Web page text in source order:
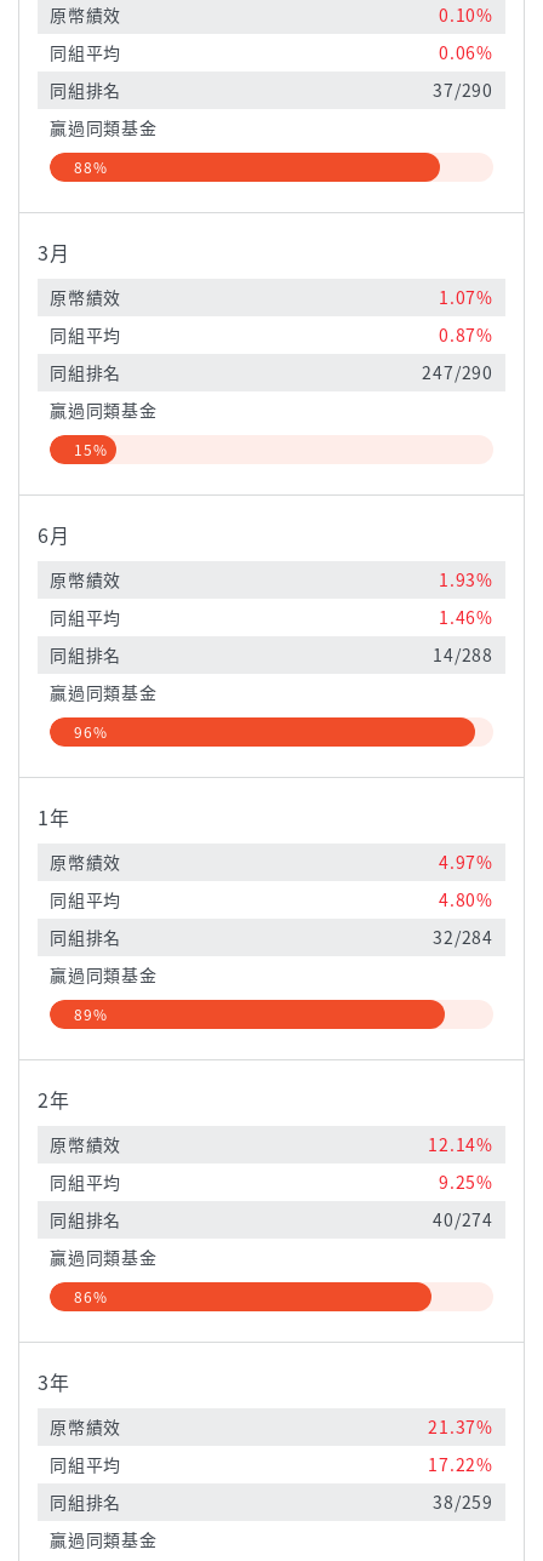
原幣績效
0.10%
同組平均
0.06%
同組排名
37/290
贏過同類基金
88%
3月
原幣績效
1.07%
同組平均
0.87%
同組排名
247/290
贏過同類基金
15%
6月
原幣績效
1.93%
同組平均
1.46%
同組排名
14/288
贏過同類基金
96%
1年
原幣績效
4.97%
同組平均
4.80%
同組排名
32/284
贏過同類基金
89%
2年
原幣績效
12.14%
同組平均
9.25%
同組排名
40/274
贏過同類基金
86%
3年
原幣績效
21.37%
同組平均
17.22%
同組排名
38/259
贏過同類基金